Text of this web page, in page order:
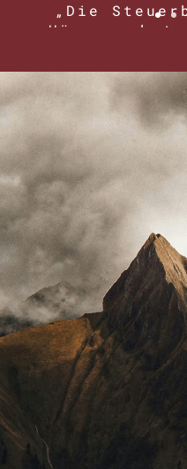
„Die
Hörmann
GmbH
allen
begleitet.
immer
schnelle,
Aussagen/
einer
dafür
sehr! Und
nach
ihrem
wieder
unsere